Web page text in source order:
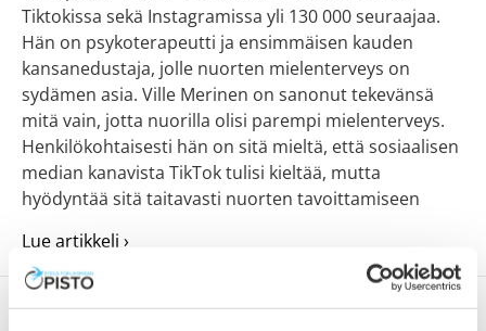
Tiktokissa sekä Instagramissa yli 130 000 seuraajaa.
Hän on psykoterapeutti ja ensimmäisen kauden
kansanedustaja, jolle nuorten mielenterveys on
sydämen asia. Ville Merinen on sanonut tekevänsä
mitä vain, jotta nuorilla olisi parempi mielenterveys.
Henkilökohtaisesti hän on sitä mieltä, että sosiaalisen
median kanavista TikTok tulisi kieltää, mutta
hyödyntää sitä taitavasti nuorten tavoittamiseen
Lue artikkeli ›about Turvallisempi some, terveempi mieli